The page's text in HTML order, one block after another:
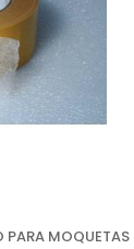
PARA